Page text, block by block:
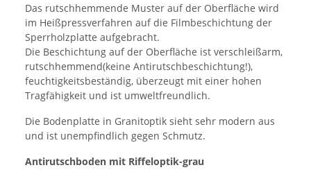
Das rutschhemmende Muster auf der Oberfläche wird
im Heißpressverfahren auf die Filmbeschichtung der
Sperrholzplatte aufgebracht.
Die Beschichtung auf der Oberfläche ist verschleißarm,
rutschhemmend(keine Antirutschbeschichtung!),
feuchtigkeitsbeständig, überzeugt mit einer hohen
Tragfähigkeit und ist umweltfreundlich.
Die Bodenplatte in Granitoptik sieht sehr modern aus
und ist unempfindlich gegen Schmutz.
Antirutschboden mit Riffeloptik-grau